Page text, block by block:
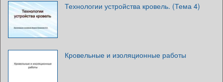
Технологии устройства кровель. (Тема 4)
Кровельные и изоляционные работы